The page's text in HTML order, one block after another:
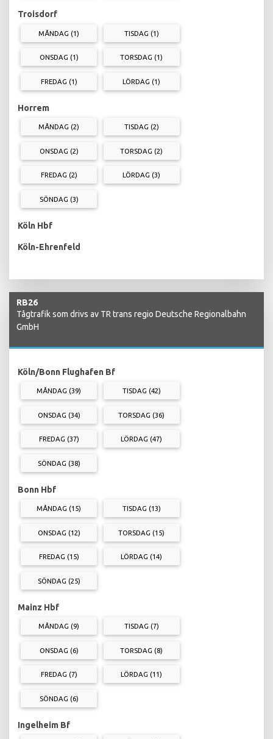
Troisdorf
MÅNDAG (1) TISDAG (1)
ONSDAG (1) TORSDAG (1)
FREDAG (1) LÖRDAG (1)
Horrem
MÅNDAG (2) TISDAG (2)
ONSDAG (2) TORSDAG (2)
FREDAG (2) LÖRDAG (3)
SÖNDAG (3)
Köln Hbf
Köln-Ehrenfeld
RB26
Tågtrafik som drivs av TR trans regio Deutsche Regionalbahn
GmbH
Köln/Bonn Flughafen Bf
MÅNDAG (39) TISDAG (42)
ONSDAG (34) TORSDAG (36)
FREDAG (37) LÖRDAG (47)
SÖNDAG (38)
Bonn Hbf
MÅNDAG (15) TISDAG (13)
ONSDAG (12) TORSDAG (15)
FREDAG (15) LÖRDAG (14)
SÖNDAG (25)
Mainz Hbf
MÅNDAG (9) TISDAG (7)
ONSDAG (6) TORSDAG (8)
FREDAG (7) LÖRDAG (11)
SÖNDAG (6)
Ingelheim Bf